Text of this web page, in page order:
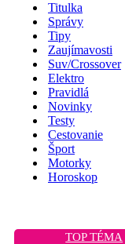
Titulka
Správy
Tipy
Zaujímavosti
Suv/Crossover
Elektro
Pravidlá
Novinky
Testy
Cestovanie
Šport
Motorky
Horoskop
TOP TÉMA